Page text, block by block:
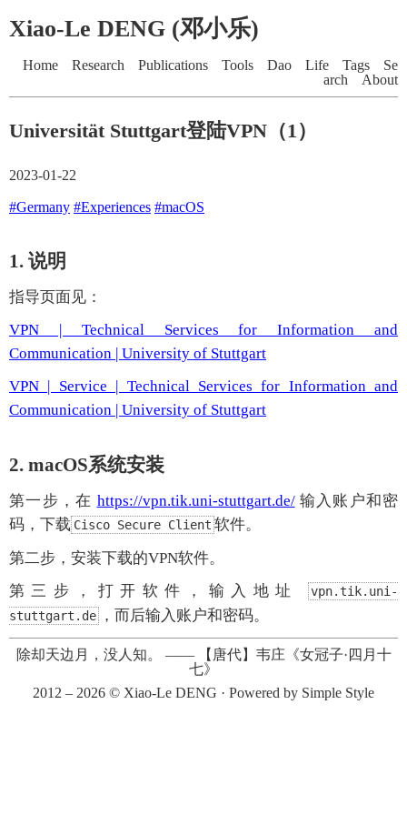
Xiao-Le DENG (邓小乐)
Home Research Publications Tools Dao Life Tags
Se
arch
About
Universität Stuttgart登陆VPN（1）
2023-01-22
#Germany #Experiences #macOS
1. 说明
指导页面见：
VPN | Technical Services for Information and
Communication | University of Stuttgart
VPN | Service | Technical Services for Information and
Communication | University of Stuttgart
2. macOS系统安装
第一步，在 https://vpn.tik.uni-stuttgart.de/输入账户和密
码，下载 Cisco Secure Client 软件。
第二步，安装下载的VPN软件。
第三步，打开软件，输入地址
vpn.tik.uni-
stuttgart.de
，而后输入账户和密码。
除却天边月，没人知。 ——
【唐代】韦庄《女冠子·四月十
七》
2012 – 2026 © Xiao-Le DENG · Powered by Simple Style